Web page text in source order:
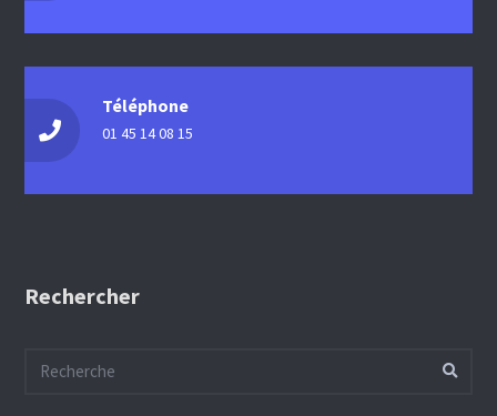
Téléphone
01 45 14 08 15
Rechercher